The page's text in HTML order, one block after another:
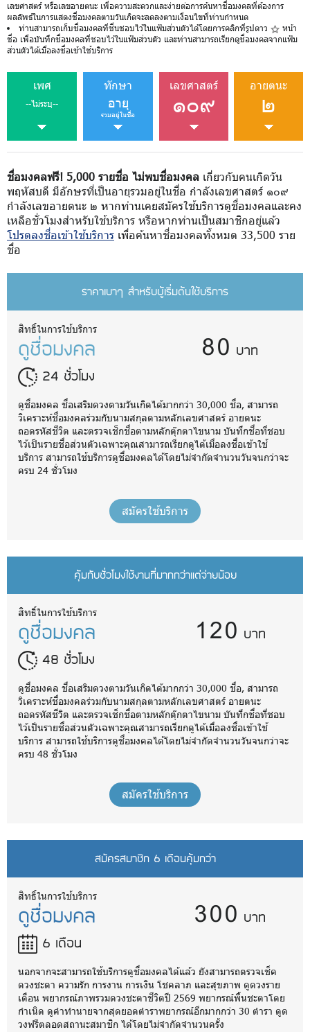
เลขศาสตร์ หรือเลขอายตนะ เพื่อความสะดวกและง่ายต่อการค้นหาชื่อมงคลที่ต้องการ
ผลลัพธ์ในการแสดงชื่อมงคลตามวันเกิดจะลดลงตามเงื่อนไขที่ท่านกำหนด
ท่านสามารถเก็บชื่อมงคลที่ชื่นชอบไว้ในแฟ้มส่วนตัวได้โดยการคลิกที่รูปดาว
หน้า
ชื่อ เพื่อบันทึกชื่อมงคลที่ชอบไว้ในแฟ้มส่วนตัว และท่านสามารถเรียกดูชื่อมงคลจากแฟ้ม
ส่วนตัวได้เมื่อลงชื่อเข้าใช้บริการ
เพศ
--ไม่ระบุ--
ทักษา
อายุ
รวมอยู่ในชื่อ
เลขศาสตร์
๑๐๙
อายตนะ
๒
ชื่อมงคลฟรี! 5,000 รายชื่อ ไม่พบชื่อมงคล เกี่ยวกับคนเกิดวัน
พฤหัสบดี มีอักษรที่เป็นอายุรวมอยู่ในชื่อ กำลังเลขศาสตร์ ๑๐๙
กำลังเลขอายตนะ ๒ หากท่านเคยสมัครใช้บริการดูชื่อมงคลและคง
เหลือชั่วโมงสำหรับใช้บริการ หรือหากท่านเป็นสมาชิกอยู่แล้ว
โปรดลงชื่อเข้าใช้บริการ เพื่อค้นหาชื่อมงคลทั้งหมด 33,500 ราย
ชื่อ
ราคาเบาๆ สำหรับผู้เริ่มต้นใช้บริการ
สิทธิ์ในการใช้บริการ
ดูชื่อมงคล
24 ชั่วโมง
80 บาท
ดูชื่อมงคล ชื่อเสริมดวงตามวันเกิดได้มากกว่า 30,000 ชื่อ, สามารถ
วิเคราะห์ชื่อมงคลร่วมกับนามสกุลตามหลักเลขศาสตร์ อายตนะ
ถอดรหัสชีวิต และตรวจเช็กชื่อตามหลักตุ๊กตาไขนาม บันทึกชื่อที่ชอบ
ไว้เป็นรายชื่อส่วนตัวเฉพาะคุณสามารถเรียกดูได้เมื่อลงชื่อเข้าใช้
บริการ สามารถใช้บริการดูชื่อมงคลได้โดยไม่จำกัดจำนวนวันจนกว่าจะ
ครบ 24 ชั่วโมง
สมัครใช้บริการ
คุ้มกับชั่วโมงใช้งานที่มากกว่าแต่จ่ายน้อย
สิทธิ์ในการใช้บริการ
ดูชื่อมงคล
48 ชั่วโมง
120 บาท
ดูชื่อมงคล ชื่อเสริมดวงตามวันเกิดได้มากกว่า 30,000 ชื่อ, สามารถ
วิเคราะห์ชื่อมงคลร่วมกับนามสกุลตามหลักเลขศาสตร์ อายตนะ
ถอดรหัสชีวิต และตรวจเช็กชื่อตามหลักตุ๊กตาไขนาม บันทึกชื่อที่ชอบ
ไว้เป็นรายชื่อส่วนตัวเฉพาะคุณสามารถเรียกดูได้เมื่อลงชื่อเข้าใช้
บริการ สามารถใช้บริการดูชื่อมงคลได้โดยไม่จำกัดจำนวนวันจนกว่าจะ
ครบ 48 ชั่วโมง
สมัครใช้บริการ
สมัครสมาชิก 6 เดือนคุ้มกว่า
สิทธิ์ในการใช้บริการ
ดูชื่อมงคล
6 เดือน
300 บาท
นอกจากจะสามารถใช้บริการดูชื่อมงคลได้แล้ว ยังสามารถตรวจเช็ค
ดวงชะตา ความรัก การงาน การเงิน โชคลาภ และสุขภาพ ดูดวงราย
เดือน พยากรณ์ภาพรวมดวงชะตาชีวิตปี 2569 พยากรณ์พื้นชะตาโดย
กำเนิด ดูคำทำนายจากสุดยอดตำราพยากรณ์อีกมากกว่า 30 ตำรา ดูด
วงฟรีตลอดสถานะสมาชิก ได้โดยไม่จำกัดจำนวนครั้ง